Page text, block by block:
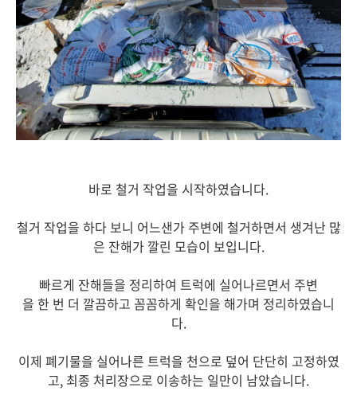
바로 철거 작업을 시작하였습니다.
철거 작업을 하다 보니 어느샌가 주변에 철거하면서 생겨난 많
은 잔해가 깔린 모습이 보입니다.
빠르게 잔해들을 정리하여 트럭에 실어나르면서 주변
을 한 번 더 깔끔하고 꼼꼼하게 확인을 해가며 정리하였습니
다.
이제 폐기물을 실어나른 트럭을 천으로 덮어 단단히 고정하였
고, 최종 처리장으로 이송하는 일만이 남았습니다.